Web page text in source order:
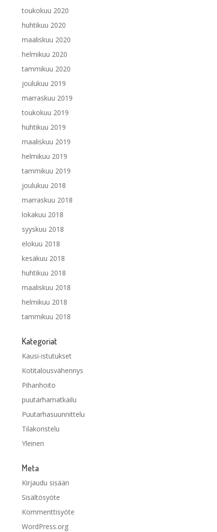
toukokuu 2020
huhtikuu 2020
maaliskuu 2020
helmikuu 2020
tammikuu 2020
joulukuu 2019
marraskuu 2019
toukokuu 2019
huhtikuu 2019
maaliskuu 2019
helmikuu 2019
tammikuu 2019
joulukuu 2018
marraskuu 2018
lokakuu 2018
syyskuu 2018
elokuu 2018
kesäkuu 2018
huhtikuu 2018
maaliskuu 2018
helmikuu 2018
tammikuu 2018
Kategoriat
Kausi-istutukset
Kotitalousvähennys
Pihanhoito
puutarhamatkailu
Puutarhasuunnittelu
Tilakoristelu
Yleinen
Meta
Kirjaudu sisään
Sisältösyöte
Kommenttisyöte
WordPress.org